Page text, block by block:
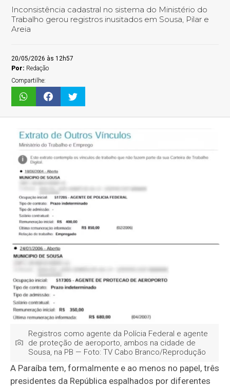
Inconsistência cadastral no sistema do Ministério do
Trabalho gerou registros inusitados em Sousa, Pilar e
Areia
20/05/2026 às 12h57
Por: Redação
Compartilhe:
Registros como agente da Polícia Federal e agente
de proteção de aeroporto, ambos na cidade de
Sousa, na PB — Foto: TV Cabo Branco/Reprodução
A Paraíba tem, formalmente e ao menos no papel, três
presidentes da República espalhados por diferentes